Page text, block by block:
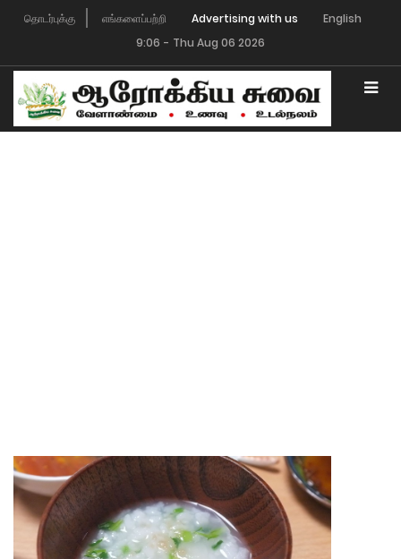
தொடர்புக்கு எங்களைப்பற்றி Advertising with us
English
9:06 - Thu Aug 06 2026